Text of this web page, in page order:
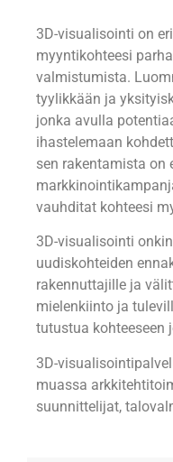
3D-visualisointi on
myyntikohteesi
valmistumista.
tyylikkään ja
jonka avulla
ihastelemaan
sen rakentamista on
vauhditat kohteesi
3D-visualisointi
uudiskohteiden
rakennuttajille ja
mielenkiinto ja
tutustua kohteeseen
3D-
muassa
suunnittelijat,